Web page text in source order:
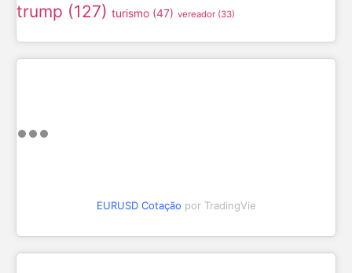
trump (127) turismo (47) vereador (33)
EURUSD Cotação por TradingVie